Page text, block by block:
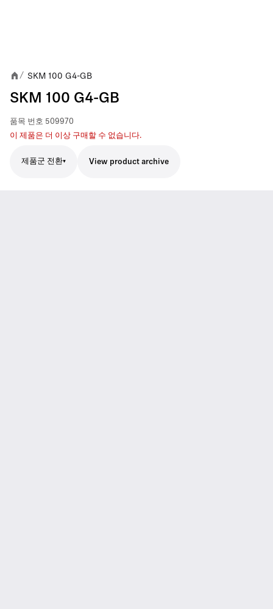
/ SKM 100 G4-GB
SKM 100 G4-GB
품목 번호 509970
이 제품은 더 이상 구매할 수 없습니다.
제품군 전환 View product archive